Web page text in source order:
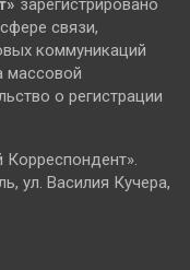
зарегистрировано
связи,
коммуникаций
массовой
о регистрации
ул. Василия Кучера,